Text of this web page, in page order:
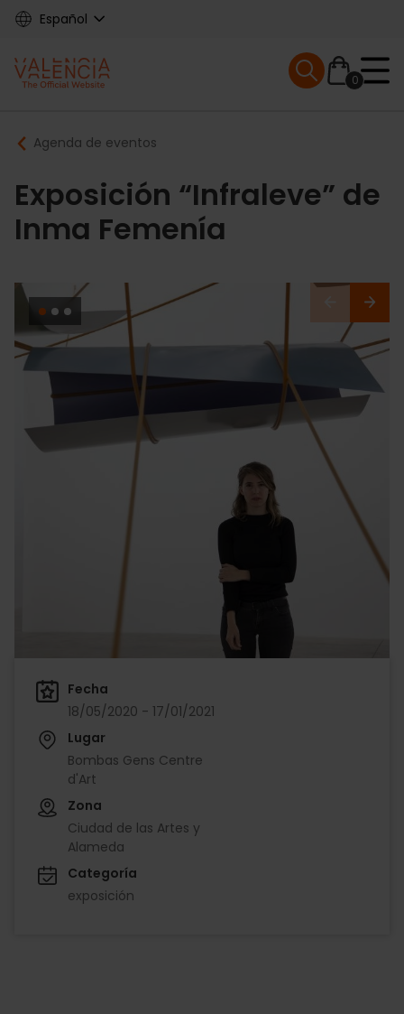
Skip
content
Español
Main
navigation
0
Mobile menu
Breadcrumb
Agenda de eventos
Exposición “Infraleve” de
Inma Femenía
Fecha
18/05/2020 - 17/01/2021
Lugar
Bombas Gens Centre
d'Art
Zona
Ciudad de las Artes y
Alameda
Categoría
exposición